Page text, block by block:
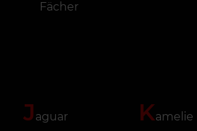
Fächer
J aguar
Kamelie